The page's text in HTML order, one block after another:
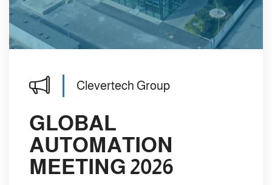
Clevertech Group
GLOBAL
AUTOMATION
MEETING 2026